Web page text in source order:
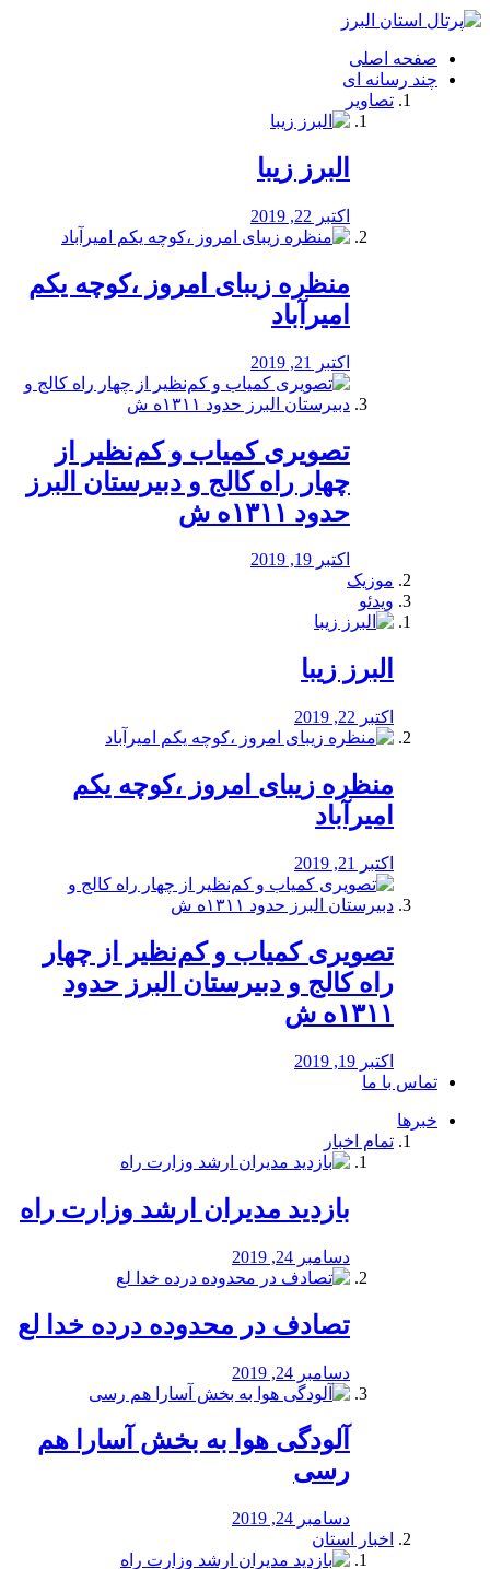
فصد
شرق
تهران
خشکشویی
صفحه اصلی
چند رسانه ای
تصاویر
البرز زیبا
اکتبر 22, 2019
منظره‌‌ زیبای امروز ،کوچه یکم
امیرآباد
اکتبر 21, 2019
️تصویری کمیاب و کم‌نظیر از
چهار راه كالج و دبيرستان البرز
حدود ۱۳۱۱ه ش
اکتبر 19, 2019
موزیک
ویدئو
البرز زیبا
اکتبر 22, 2019
منظره‌‌ زیبای امروز ،کوچه یکم
امیرآباد
اکتبر 21, 2019
️تصویری کمیاب و کم‌نظیر از چهار
راه كالج و دبيرستان البرز حدود
۱۳۱۱ه ش
اکتبر 19, 2019
تماس با ما
خبرها
تمام اخبار
بازدید مدیران ارشد وزارت راه
دسامبر 24, 2019
تصادف در محدوده درده خدا لع
دسامبر 24, 2019
آلودگی هوا به بخش آسارا هم
رسی
دسامبر 24, 2019
اخبار استان